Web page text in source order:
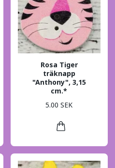
Rosa Tiger
träknapp
"Anthony", 3,15
cm.*
5.00 SEK